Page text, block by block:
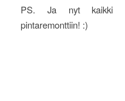
PS. Ja nyt kaikki
pintaremonttiin! :)